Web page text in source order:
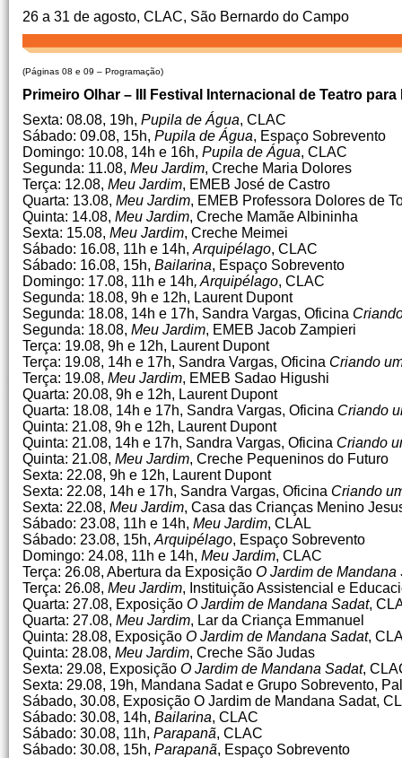
26 a 31 de agosto, CLAC, São Bernardo do Campo
(Páginas 08 e 09 – Programação)
Primeiro Olhar – III Festival Internacional de Teatro para
Sexta: 08.08, 19h, Pupila de Água, CLAC
Sábado: 09.08, 15h, Pupila de Água, Espaço Sobrevento
Domingo: 10.08, 14h e 16h, Pupila de Água, CLAC
Segunda: 11.08, Meu Jardim, Creche Maria Dolores
Terça: 12.08, Meu Jardim, EMEB José de Castro
Quarta: 13.08, Meu Jardim, EMEB Professora Dolores de
Quinta: 14.08, Meu Jardim, Creche Mamãe Albininha
Sexta: 15.08, Meu Jardim, Creche Meimei
Sábado: 16.08, 11h e 14h, Arquipélago, CLAC
Sábado: 16.08, 15h, Bailarina, Espaço Sobrevento
Domingo: 17.08, 11h e 14h, Arquipélago, CLAC
Segunda: 18.08, 9h e 12h, Laurent Dupont
Segunda: 18.08, 14h e 17h, Sandra Vargas, Oficina
Segunda: 18.08, Meu Jardim, EMEB Jacob Zampieri
Terça: 19.08, 9h e 12h, Laurent Dupont
Terça: 19.08, 14h e 17h, Sandra Vargas, Oficina Criando
Terça: 19.08, Meu Jardim, EMEB Sadao Higushi
Quarta: 20.08, 9h e 12h, Laurent Dupont
Quarta: 18.08, 14h e 17h, Sandra Vargas, Oficina Criando
Quinta: 21.08, 9h e 12h, Laurent Dupont
Quinta: 21.08, 14h e 17h, Sandra Vargas, Oficina Criando
Quinta: 21.08, Meu Jardim, Creche Pequeninos do Futuro
Sexta: 22.08, 9h e 12h, Laurent Dupont
Sexta: 22.08, 14h e 17h, Sandra Vargas, Oficina Criando
Sexta: 22.08, Meu Jardim, Casa das Crianças Menino
Sábado: 23.08, 11h e 14h, Meu Jardim, CLAL
Sábado: 23.08, 15h, Arquipélago, Espaço Sobrevento
Domingo: 24.08, 11h e 14h, Meu Jardim, CLAC
Terça: 26.08, Abertura da Exposição O Jardim de Mandana
Terça: 26.08, Meu Jardim, Instituição Assistencial e
Quarta: 27.08, Exposição O Jardim de Mandana Sadat,
Quarta: 27.08, Meu Jardim, Lar da Criança Emmanuel
Quinta: 28.08, Exposição O Jardim de Mandana Sadat,
Quinta: 28.08, Meu Jardim, Creche São Judas
Sexta: 29.08, Exposição O Jardim de Mandana Sadat,
Sexta: 29.08, 19h, Mandana Sadat e Grupo Sobrevento,
Sábado, 30.08, Exposição O Jardim de Mandana Sadat,
Sábado: 30.08, 14h, Bailarina, CLAC
Sábado: 30.08, 11h, Parapanã, CLAC
Sábado: 30.08, 15h, Parapanã, Espaço Sobrevento